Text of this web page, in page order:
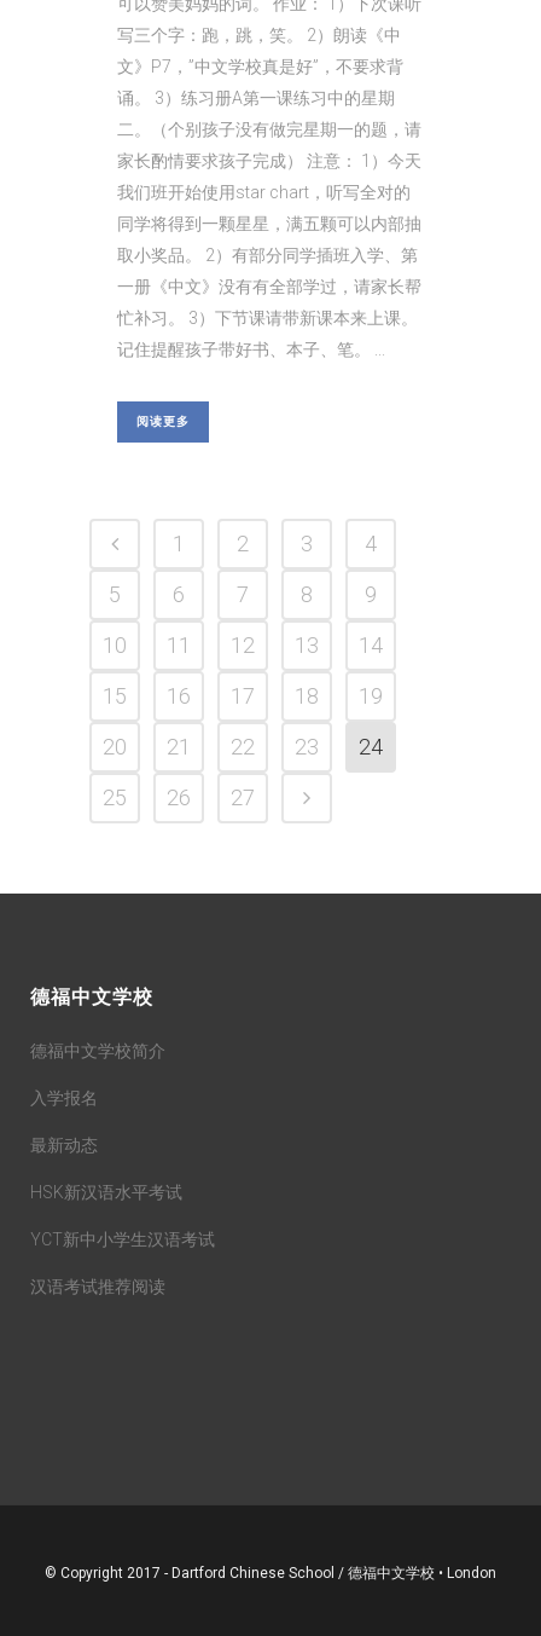
写三个字：跑，跳，笑。 2）朗读《中
文》P7，”中文学校真是好”，不要求背
诵。 3）练习册A第一课练习中的星期
二。（个别孩子没有做完星期一的题，请
家长酌情要求孩子完成） 注意： 1）今天
我们班开始使用star chart，听写全对的
同学将得到一颗星星，满五颗可以内部抽
取小奖品。 2）有部分同学插班入学、第
一册《中文》没有有全部学过，请家长帮
忙补习。 3）下节课请带新课本来上课。
记住提醒孩子带好书、本子、笔。 ...
阅读更多
1 2 3
4
5
6 7 8
9
10
11 12 13
14
15
16 17 18
19
20
21 22 23
24
25
26 27
德福中文学校
德福中文学校简介
入学报名
最新动态
HSK新汉语水平考试
YCT新中小学生汉语考试
汉语考试推荐阅读
© Copyright 2017 - Dartford Chinese School / 德福中文学校 • London